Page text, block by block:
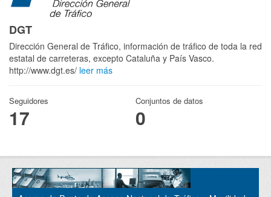
DGT
Dirección General de Tráfico, información de tráfico de toda la red
estatal de carreteras, excepto Cataluña y País Vasco.
http://www.dgt.es/ leer más
Seguidores
17
Conjuntos de datos
0